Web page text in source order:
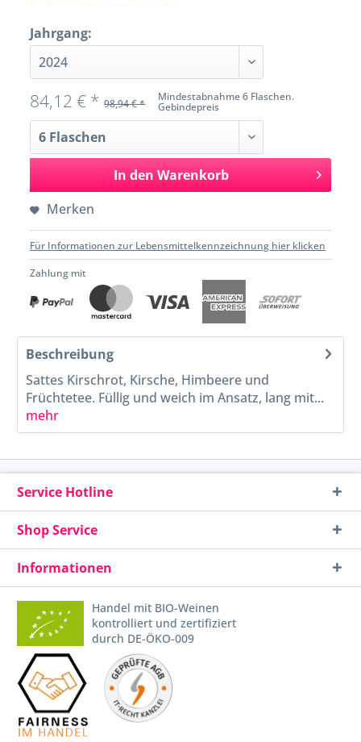
Jahrgang:
Mindestabnahme 6 Flaschen.
Gebindepreis
84,12 € * 98,94 € *
In den Warenkorb
Merken
Für Informationen zur Lebensmittelkennzeichnung hier klicken
Zahlung mit
Beschreibung
Sattes Kirschrot, Kirsche, Himbeere und
Früchtetee. Füllig und weich im Ansatz, lang mit...
mehr
Service Hotline
Shop Service
Informationen
Handel mit BIO-Weinen
kontrolliert und zertifiziert
durch DE-ÖKO-009